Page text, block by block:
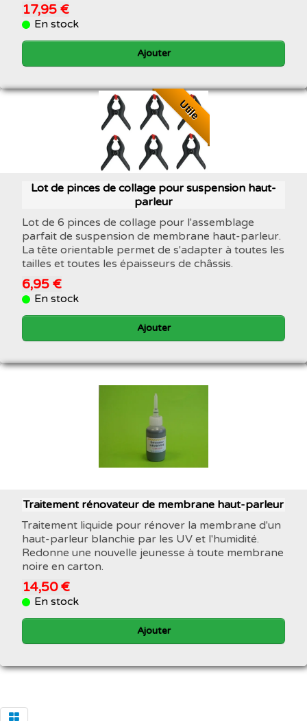
17,95 €
En stock
Ajouter
Utile
Lot de pinces de collage pour suspension haut-
parleur
Lot de 6 pinces de collage pour l'assemblage
parfait de suspension de membrane haut-parleur.
La tête orientable permet de s'adapter à toutes les
tailles et toutes les épaisseurs de châssis.
6,95 €
En stock
Ajouter
Traitement rénovateur de membrane haut-parleur
Traitement liquide pour rénover la membrane d'un
haut-parleur blanchie par les UV et l'humidité.
Redonne une nouvelle jeunesse à toute membrane
noire en carton.
14,50 €
En stock
Ajouter